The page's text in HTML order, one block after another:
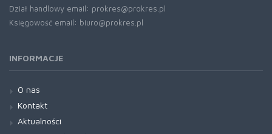
Dział handlowy email: prokres@prokres.pl
Księgowość email: biuro@prokres.pl
INFORMACJE
O nas
Kontakt
Aktualności